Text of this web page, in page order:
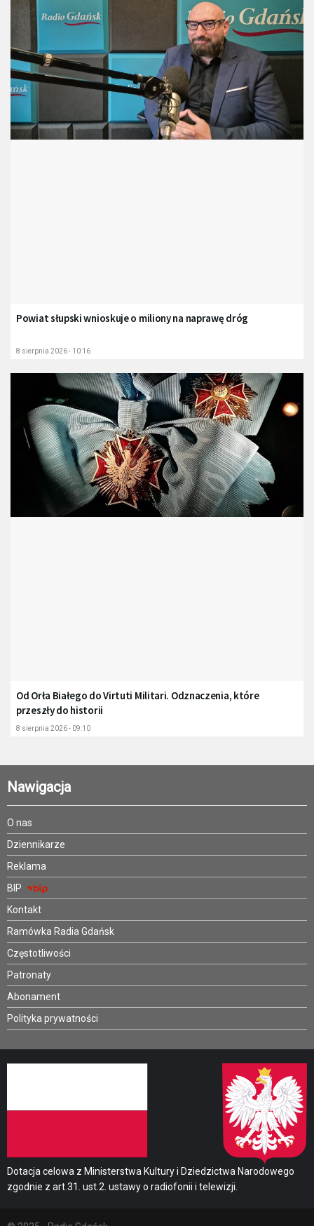
Powiat słupski wnioskuje o miliony na naprawę dróg
8 sierpnia 2026 - 10:16
Od Orła Białego do Virtuti Militari. Odznaczenia, które
przeszły do historii
8 sierpnia 2026 - 09:10
Nawigacja
O nas
Dziennikarze
Reklama
BIP
Kontakt
Ramówka Radia Gdańsk
Częstotliwości
Patronaty
Abonament
Polityka prywatności
Dotacja celowa z Ministerstwa Kultury i Dziedzictwa Narodowego
zgodnie z art.31. ust.2. ustawy o radiofonii i telewizji.